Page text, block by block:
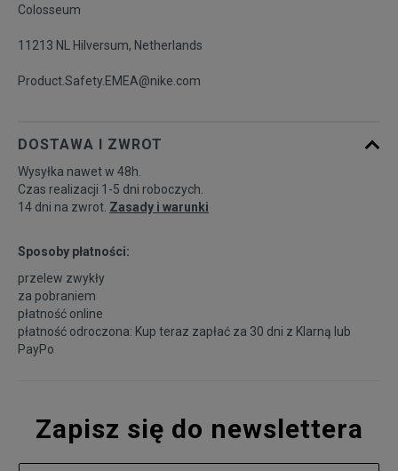
Colosseum
11213 NL Hilversum, Netherlands
Product.Safety.EMEA@nike.com
DOSTAWA I ZWROT
Wysyłka nawet w 48h.
Czas realizacji 1-5 dni roboczych.
14 dni na zwrot. Zasady i warunki
Sposoby płatności:
przelew zwykły
za pobraniem
płatność online
płatność odroczona: Kup teraz zapłać za 30 dni z Klarną lub
PayPo
Zapisz się do newslettera